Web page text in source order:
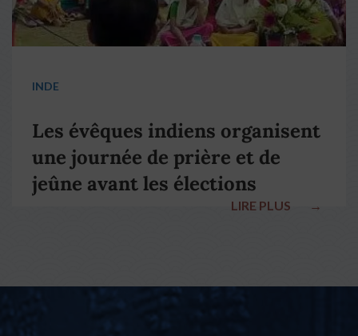
INDE
Les évêques indiens organisent
une journée de prière et de
jeûne avant les élections
LIRE PLUS →